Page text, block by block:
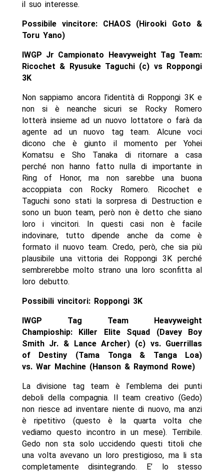
il suo interesse.
Possibile vincitore: CHAOS (Hirooki Goto &
Toru Yano)
IWGP Jr Campionato Heavyweight Tag Team:
Ricochet & Ryusuke Taguchi (c) vs Roppongi
3K
Non sappiamo ancora l’identità di Roppongi 3K e
non si è neanche sicuri se Rocky Romero
lotterà insieme ad un nuovo lottatore o farà da
agente ad un nuovo tag team. Alcune voci
dicono che è giunto il momento per Yohei
Komatsu e Sho Tanaka di ritornare a casa
perché non hanno fatto nulla di importante in
Ring of Honor, ma non sarebbe una buona
accoppiata con Rocky Romero. Ricochet e
Taguchi sono stati la sorpresa di Destruction e
sono un buon team, però non è detto che siano
loro i vincitori. In questi casi non è facile
indovinare, tutto dipende anche da come è
formato il nuovo team. Credo, però, che sia più
plausibile una vittoria dei Roppongi 3K perché
sembrerebbe molto strano una loro sconfitta al
loro debutto.
Possibili vincitori: Roppongi 3K
IWGP Tag Team Heavyweight
Champioship: Killer Elite Squad (Davey Boy
Smith Jr. & Lance Archer) (c) vs. Guerrillas
of Destiny (Tama Tonga & Tanga Loa)
vs. War Machine (Hanson & Raymond Rowe)
La divisione tag team è l’emblema dei punti
deboli della compagnia. Il team creativo (Gedo)
non riesce ad inventare niente di nuovo, ma anzi
è ripetitivo (questo è la quarta volta che
vediamo questo incontro in un mese). Terribile.
Gedo non sta solo uccidendo questi titoli che
una volta avevano un loro prestigioso, ma li sta
completamente disintegrando. E’ lo stesso